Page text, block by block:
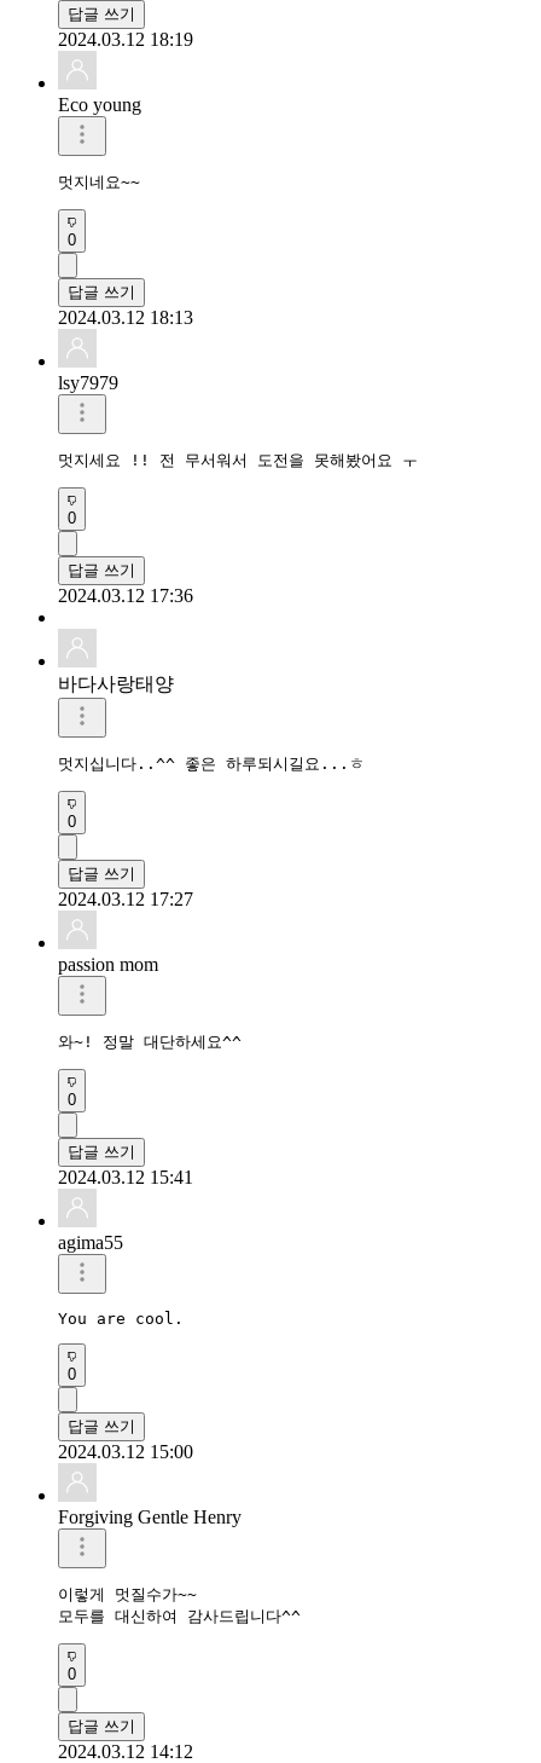
답글 쓰기
2024.03.12 18:19
Eco young
멋지네요~~
0
답글 쓰기
2024.03.12 18:13
lsy7979
멋지세요 !! 전 무서워서 도전을 못해봤어요 ㅜ
0
답글 쓰기
2024.03.12 17:36
바다사랑태양
멋지십니다..^^ 좋은 하루되시길요...ㅎ
0
답글 쓰기
2024.03.12 17:27
passion mom
와~! 정말 대단하세요^^
0
답글 쓰기
2024.03.12 15:41
agima55
You are cool.
0
답글 쓰기
2024.03.12 15:00
Forgiving Gentle Henry
이렇게 멋질수가~~
모두를 대신하여 감사드립니다^^
0
답글 쓰기
2024.03.12 14:12